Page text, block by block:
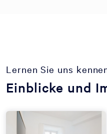
Lernen Sie uns
Einblicke und